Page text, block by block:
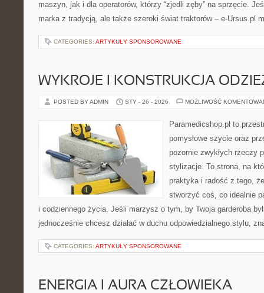
maszyn, jak i dla operatorów, którzy “zjedli zęby” na sprzęcie.
marka z tradycją, ale także szeroki świat traktorów – e-Ursus.pl
CATEGORIES: ARTYKUŁY SPONSOROWANE
WYKROJE I KONSTRUKCJA
POSTED BY ADMIN STY - 26 - 2026 MOŻLIWOŚĆ
Paramedicshop.pl to
pomysłowe szycie oraz
pozornie zwykłych rzeczy
stylizacje. To strona, na
praktyka i radość z tego,
stworzyć coś, co idealnie
i codziennego życia. Jeśli marzysz o tym, by Twoja garderoba
jednocześnie chcesz działać w duchu odpowiedzialnego stylu,
CATEGORIES: ARTYKUŁY SPONSOROWANE
ENERGIA I AURA CZŁOWIEKA